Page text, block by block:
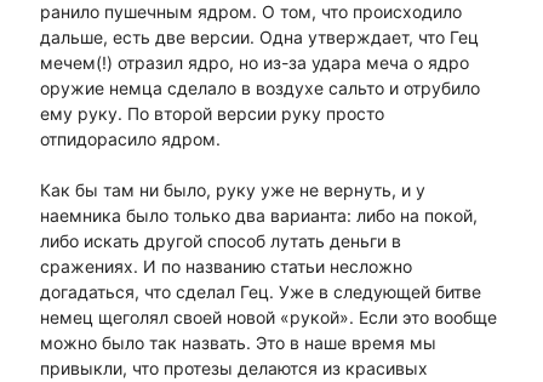
ранило пушечным ядром. О том, что происходило
дальше, есть две версии. Одна утверждает, что Гец
мечем(!) отразил ядро, но из-за удара меча о ядро
оружие немца сделало в воздухе сальто и отрубило
ему руку. По второй версии руку просто
отпидорасило ядром.
Как бы там ни было, руку уже не вернуть, и у
наемника было только два варианта: либо на покой,
либо искать другой способ лутать деньги в
сражениях. И по названию статьи несложно
догадаться, что сделал Гец. Уже в следующей битве
немец щеголял своей новой «рукой». Если это вообще
можно было так назвать. Это в наше время мы
привыкли, что протезы делаются из красивых